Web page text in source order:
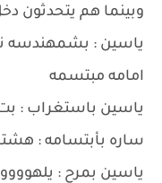
وبينما هم يتحدثون
ياسين : بشمهندسه
امامه مبتسمه
ياسين باستغراب :
ساره بأبتسامه :
ياسين بمرح :